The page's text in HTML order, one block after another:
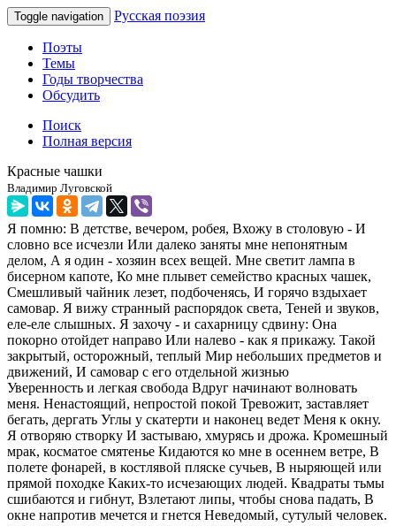
Toggle navigation Русская поэзия
Поэты
Темы
Годы творчества
Обсудить
Поиск
Полная версия
Красные чашки
Владимир Луговской
Я помню: В детстве, вечером, робея, Вхожу в столовую - И
словно все исчезли Или далеко заняты мне непонятным
делом, А я один - хозяин всех вещей. Мне светит лампа в
бисерном капоте, Ко мне плывет семейство красных чашек,
Смешливый чайник лезет, подбоченясь, И горячо вздыхает
самовар. Я вижу странный распорядок света, Теней и звуков,
еле-еле слышных. Я захочу - и сахарницу сдвину: Она
покорно отойдет направо Или налево - как я прикажу. Такой
закрытый, осторожный, теплый Мир небольших предметов и
движений, И самовар с его отдельной жизнью
Уверенность и легкая свобода Вдруг начинают волновать
меня. Ненастоящий, непростой покой Тревожит, заставляет
бегать, дергать Углы у скатерти и наконец ведет Меня к окну.
Я отворяю створку И застываю, хмурясь и дрожа. Кромешный
мрак, косматое смятенье Кидаются ко мне в осеннем ветре, В
полете фонарей, в костлявой пляске сучьев, В ныряющей или
прямой походке Каких-то исчезающих людей. Квадраты тьмы
сшибаются и гибнут, Взлетают липы, чтобы снова падать, В
окне напротив мечется и гнется Неведомый, сутулый человек.